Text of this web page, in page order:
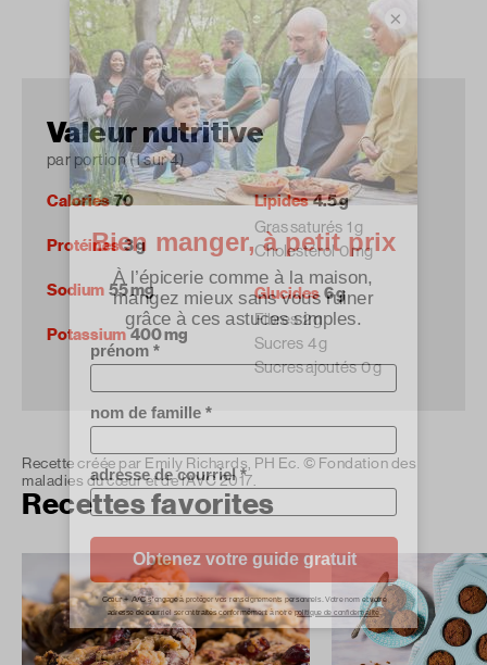
Valeur nutritive
par portion (1 sur 4)
Calories70
Protéines3 g
Sodium 55 mg
Potassium400 mg
Lipides4.5 g
Gras saturés 1 g
Cholestérol 0 mg
Glucides 6 g
Fibres 2 g
Sucres 4 g
Sucres ajoutés 0 g
Recette créée par Emily Richards, PH Ec. © Fondation des
maladies du cœur et de l’AVC 2017.
Recettes favorites
×